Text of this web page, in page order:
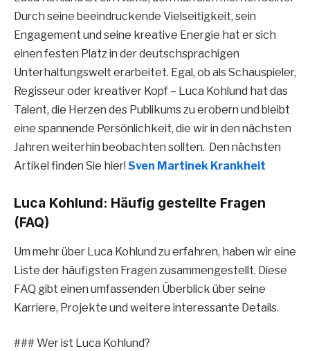
Durch seine beeindruckende Vielseitigkeit, sein
Engagement und seine kreative Energie hat er sich
einen festen Platz in der deutschsprachigen
Unterhaltungswelt erarbeitet. Egal, ob als Schauspieler,
Regisseur oder kreativer Kopf – Luca Kohlund hat das
Talent, die Herzen des Publikums zu erobern und bleibt
eine spannende Persönlichkeit, die wir in den nächsten
Jahren weiterhin beobachten sollten. Den nächsten
Artikel finden Sie hier! Sven Martinek Krankheit
Luca Kohlund: Häufig gestellte Fragen
(FAQ)
Um mehr über Luca Kohlund zu erfahren, haben wir eine
Liste der häufigsten Fragen zusammengestellt. Diese
FAQ gibt einen umfassenden Überblick über seine
Karriere, Projekte und weitere interessante Details.
### Wer ist Luca Kohlund?